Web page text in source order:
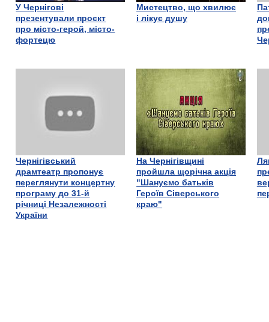
У Чернігові
презентували проєкт
про місто-герой, місто-
фортецю
Мистецтво, що хвилює
і лікує душу
Чернігівський
драмтеатр пропонує
переглянути концертну
програму до 31-й
річниці Незалежності
України
На Чернігівщині
пройшла щорічна акція
"Шануємо батьків
Героїв Сіверського
краю"